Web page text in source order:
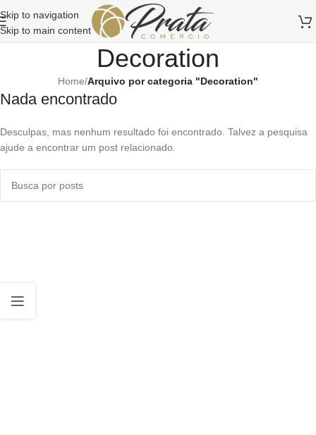
Skip to navigation
Skip to main content
Decoration
Home/Arquivo por categoria "Decoration"
Nada encontrado
Desculpas, mas nenhum resultado foi encontrado. Talvez a pesquisa
ajude a encontrar um post relacionado.